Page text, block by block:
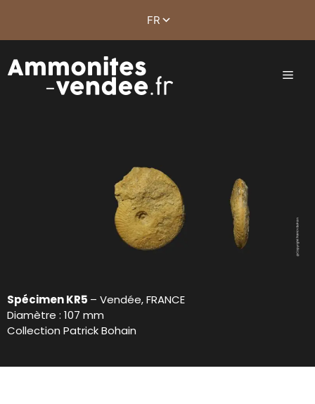
Spécimen KR5 – Vendée, FRANCE
Diamètre : 107 mm
Collection Patrick Bohain